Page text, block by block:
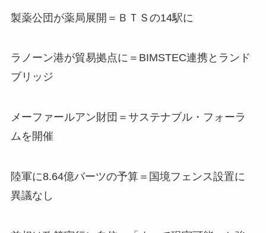
製薬公団が薬局展開＝ＢＴＳの14駅に
ラノーン港が貿易拠点に＝BIMSTEC連携とランド
ブリッジ
メーファールアン財団＝サステナブル・フォーラ
ムを開催
陸軍に8.64億バーツの予算＝国境フェンス設置に
異議なし